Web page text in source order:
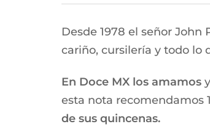
Desde 1978 el señor John
cariño, cursilería y todo lo
En Doce MX los amamos
esta nota recomendamos
de sus quincenas.